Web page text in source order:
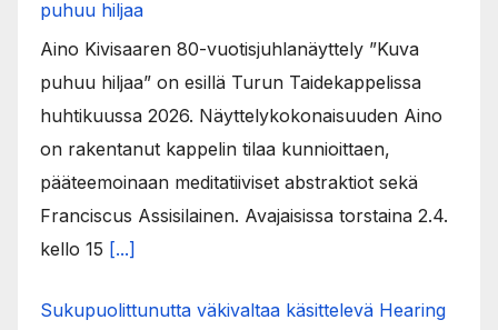
puhuu hiljaa
Aino Kivisaaren 80-vuotisjuhlanäyttely ”Kuva
puhuu hiljaa” on esillä Turun Taidekappelissa
huhtikuussa 2026. Näyttelykokonaisuuden Aino
on rakentanut kappelin tilaa kunnioittaen,
pääteemoinaan meditatiiviset abstraktiot sekä
Franciscus Assisilainen. Avajaisissa torstaina 2.4.
kello 15 [...]
Sukupuolittunutta väkivaltaa käsittelevä Hearing